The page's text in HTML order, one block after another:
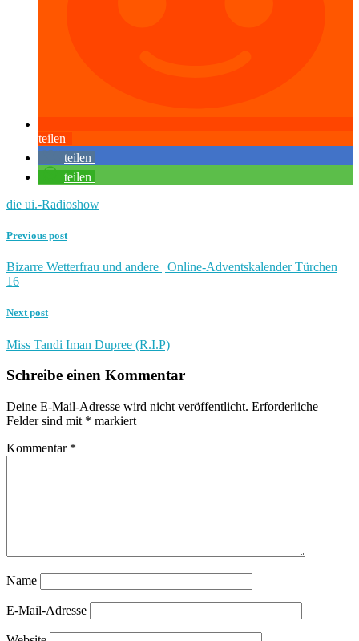
teilen
teilen
teilen
die ui.-Radioshow
Previous post
Bizarre Wetterfrau und andere | Online-Adventskalender Türchen
16
Next post
Miss Tandi Iman Dupree (R.I.P)
Schreibe einen Kommentar
Deine E-Mail-Adresse wird nicht veröffentlicht. Erforderliche
Felder sind mit * markiert
Kommentar *
Name
E-Mail-Adresse